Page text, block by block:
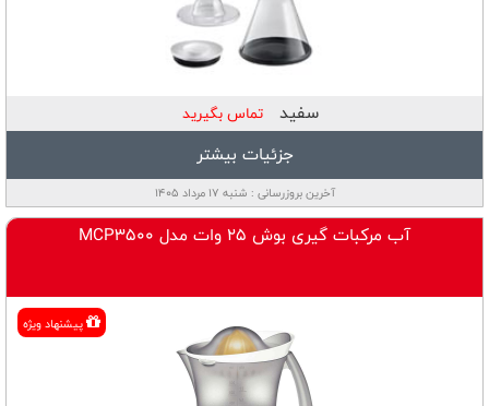
سفید تماس بگیرید
جزئیات بیشتر
آخرین بروزرسانی : شنبه ۱۷ مرداد ۱۴۰۵
آب مرکبات گیری بوش 25 وات مدل MCP3500
پيشنهاد ويژه